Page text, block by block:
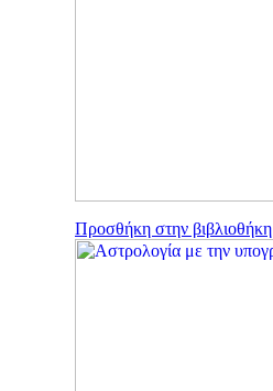
Προσθήκη στην βιβλιοθήκη